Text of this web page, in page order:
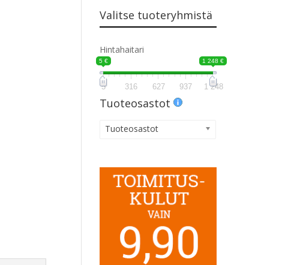
Valitse tuoteryhmistä
Hintahaitari
5 € 1 248 €
5 316 627 937 1 248
Tuoteosastot
Tuoteosastot